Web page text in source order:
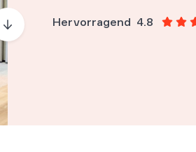
Hervorragend 4.8